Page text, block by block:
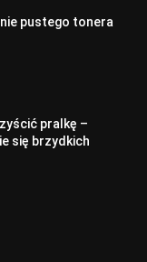
pustego tonera
pralkę –
się brzydkich